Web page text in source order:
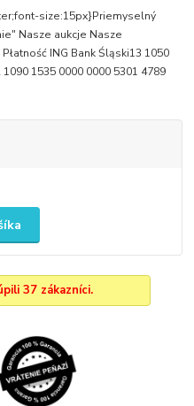
size:15px}Priemyselný
Nasze aukcje Nasze
ING Bank Śląski13 1050
1535 0000 0000 5301 4789
37 zákazníci.